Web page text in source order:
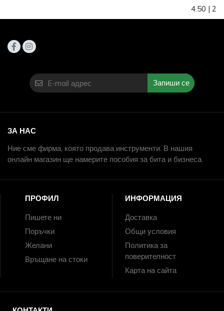
4.50 | 2
Запиши се
ЗА НАС
Ние сме фирма, която продава инструменти. В нашия
онлайн магазин ще намерите пособия за бита и бизнеса.
ПРОФИЛ
Пишете ни
Поръчки
Желани
Връщане на стоки
ИНФОРМАЦИЯ
Доставка
Общи условия
Политика за
поверителност
Карта на сайта